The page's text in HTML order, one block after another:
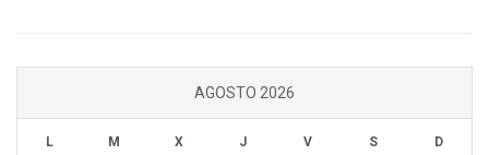
AGOSTO 2026
L M X J V S D